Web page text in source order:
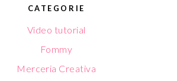
CATEGORIE
Video tutorial
Fommy
Merceria Creativa